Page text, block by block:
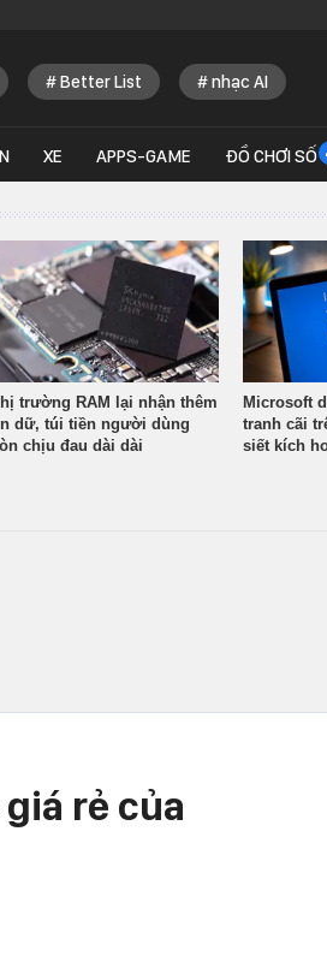
Better List nhạc AI
XE APPS-GAME ĐỒ CHƠI SỐ
trường RAM lại nhận thêm
dữ, túi tiền người dùng
chịu đau dài dài
Microsoft
tranh cãi
siết kích
rẻ của